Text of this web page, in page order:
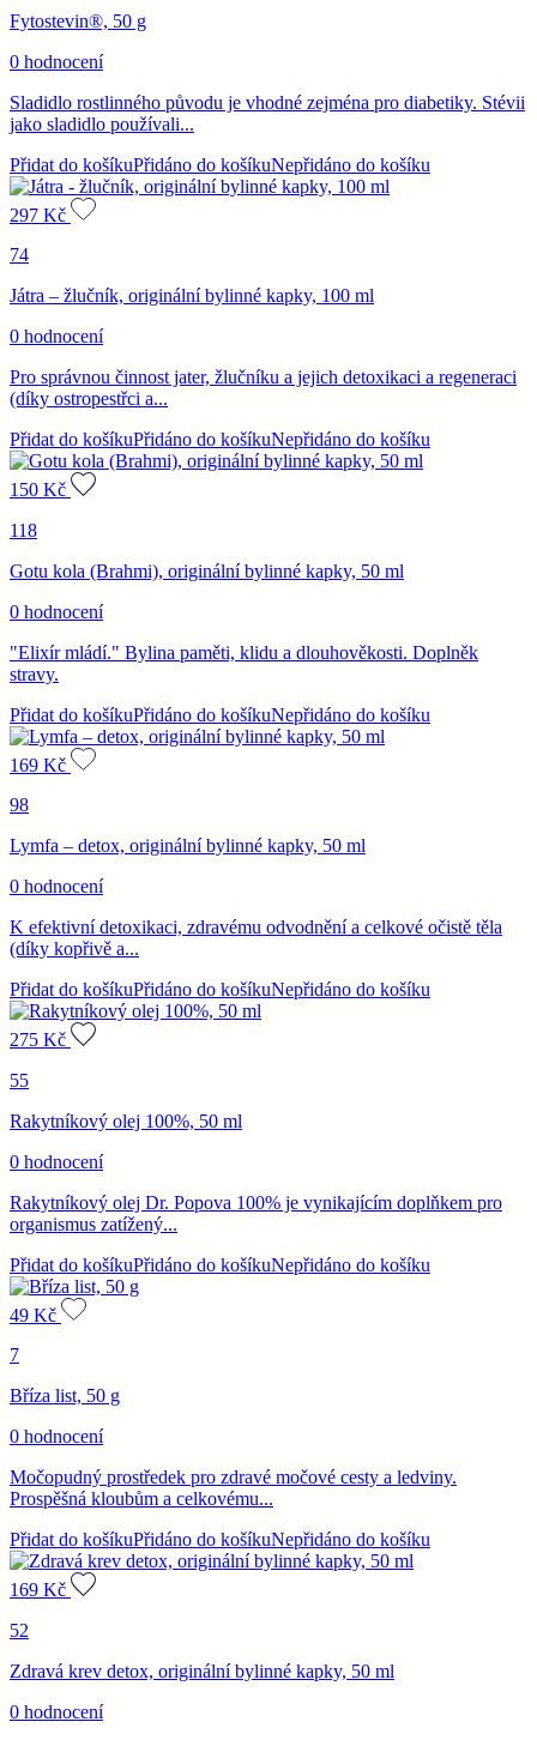
Fytostevin®, 50 g
0 hodnocení
Sladidlo rostlinného původu je vhodné zejména pro diabetiky. Stévii
jako sladidlo používali...
Přidat do košíkuPřidáno do košíkuNepřidáno do košíku
297 Kč
74
Játra – žlučník, originální bylinné kapky, 100 ml
0 hodnocení
Pro správnou činnost jater, žlučníku a jejich detoxikaci a regeneraci
(díky ostropestřci a...
Přidat do košíkuPřidáno do košíkuNepřidáno do košíku
150 Kč
118
Gotu kola (Brahmi), originální bylinné kapky, 50 ml
0 hodnocení
"Elixír mládí." Bylina paměti, klidu a dlouhověkosti. Doplněk
stravy.
Přidat do košíkuPřidáno do košíkuNepřidáno do košíku
169 Kč
98
Lymfa – detox, originální bylinné kapky, 50 ml
0 hodnocení
K efektivní detoxikaci, zdravému odvodnění a celkové očistě těla
(díky kopřivě a...
Přidat do košíkuPřidáno do košíkuNepřidáno do košíku
275 Kč
55
Rakytníkový olej 100%, 50 ml
0 hodnocení
Rakytníkový olej Dr. Popova 100% je vynikajícím doplňkem pro
organismus zatížený...
Přidat do košíkuPřidáno do košíkuNepřidáno do košíku
49 Kč
7
Bříza list, 50 g
0 hodnocení
Močopudný prostředek pro zdravé močové cesty a ledviny.
Prospěšná kloubům a celkovému...
Přidat do košíkuPřidáno do košíkuNepřidáno do košíku
169 Kč
52
Zdravá krev detox, originální bylinné kapky, 50 ml
0 hodnocení